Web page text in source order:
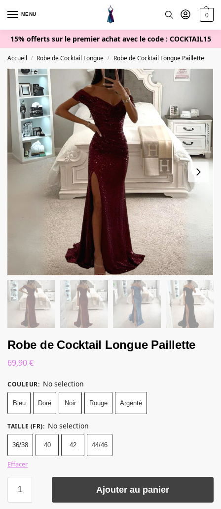
MENU 0
15% offerts sur le premier achat avec le code : COCKTAIL15
Accueil / Robe de Cocktail Longue / Robe de Cocktail Longue Paillette
Robe de Cocktail Longue Paillette
69,90€
COULEUR: No selection
Bleu Doré Noir Rouge Argenté
TAILLE (FR): No selection
36/38 40 42 44/46
Effacer
Ajouter au panier